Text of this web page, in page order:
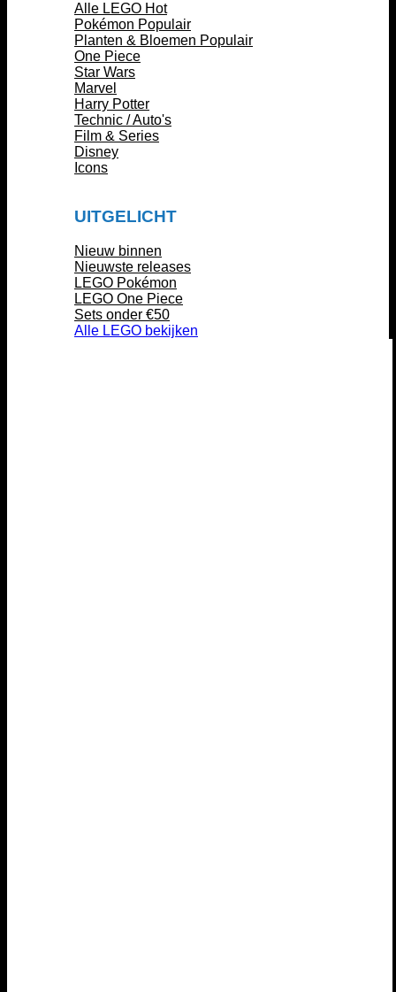
Alle LEGO
Pokémon
Planten & Bloemen
One Piece
Star Wars
Marvel
Harry Potter
Technic / Auto's
Film & Series
Disney
Icons
UITGELICHT
Nieuw binnen
Nieuwste releases
LEGO Pokémon
LEGO One Piece
Sets onder €50
Alle LEGO bekijken